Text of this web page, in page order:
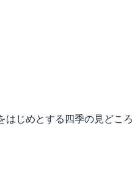
じめとする四季の見ど